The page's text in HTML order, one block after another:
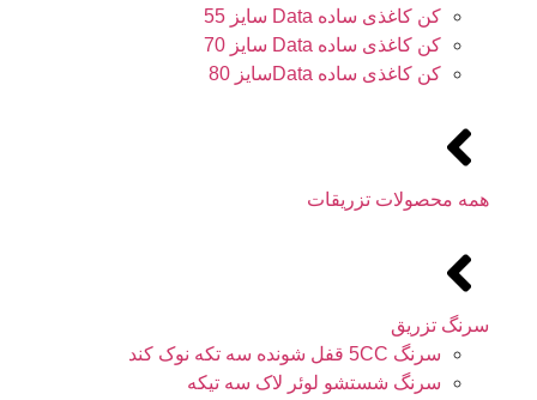
کن کاغذی ساده Data سایز 55
کن کاغذی ساده Data سایز 70
کن کاغذی ساده Dataسایز 80
همه محصولات تزریقات
سرنگ تزریق
سرنگ 5CC قفل شونده سه تکه نوک کند
سرنگ شستشو لوئر لاک سه تیکه